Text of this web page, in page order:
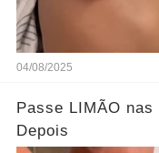
04/08/2025
Passe LIMÃO nas
Depois